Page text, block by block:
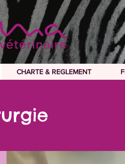
CHARTE & REGLEMENT
CHARTE & REGLEMENT